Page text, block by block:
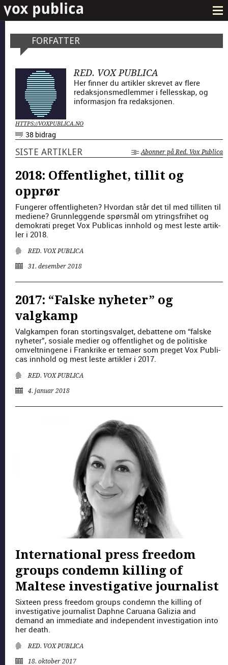
FORFATTER
RED. VOX PUBLICA
Her finner du artikler skrevet av flere
redaksjonsmedlemmer i fellesskap, og
informasjon fra redaksjonen.
HTTPS://VOXPUBLICA.NO
38 bidrag
SISTE ARTIKLER Abonner på Red. Vox Publica
2018: Offentlighet, tillit og
opprør
Fun­ger­er offent­ligheten? Hvor­dan står det til med tilliten til
medi­ene? Grunn­leggende spørsmål om ytrings­fri­het og
demokrati preget Vox Pub­li­cas innhold og mest leste artik­
ler i 2018.
RED. VOX PUBLICA
31. desember 2018
2017: “Falske nyheter” og
valgkamp
Val­gkam­p­en foran stort­ingsval­get, debat­tene om “falske
nyheter”, sosiale medi­er og offent­lighet og de poli­tiske
omvelt­nin­gene i Frankrike er temaer som preget Vox Pub­li­
cas innhold og mest leste artik­ler i 2017.
RED. VOX PUBLICA
4. januar 2018
International press freedom
groups condemn killing of
Maltese investigative journalist
Six­teen press free­dom groups con­demn the killing of
inves­tiga­tive jour­nal­ist Daphne Caru­a­na Gal­izia and
demand an imme­di­ate and inde­pen­dent inves­ti­ga­tion into
her death.
RED. VOX PUBLICA
18. oktober 2017